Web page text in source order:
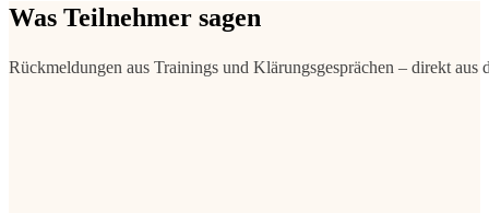
Was Teilnehmer sagen
Rückmeldungen aus Trainings und Klärungsgesprächen – direkt aus